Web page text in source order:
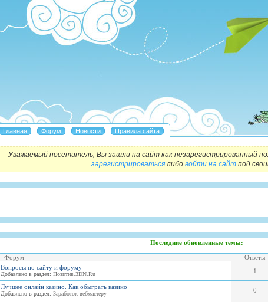
Уважаемый посетитель, Вы зашли на сайт как незарегистрированный
зарегистрироватьсялибо войти на сайт под
Последние обновленные темы:
Форум Ответы
Вопросы по сайту и форуму
Добавлено в раздел: Позитив.3DN.Ru 1
Лучшее онлайн казино. Как обыграть казино
Добавлено в раздел: Заработок вебмастеру 0